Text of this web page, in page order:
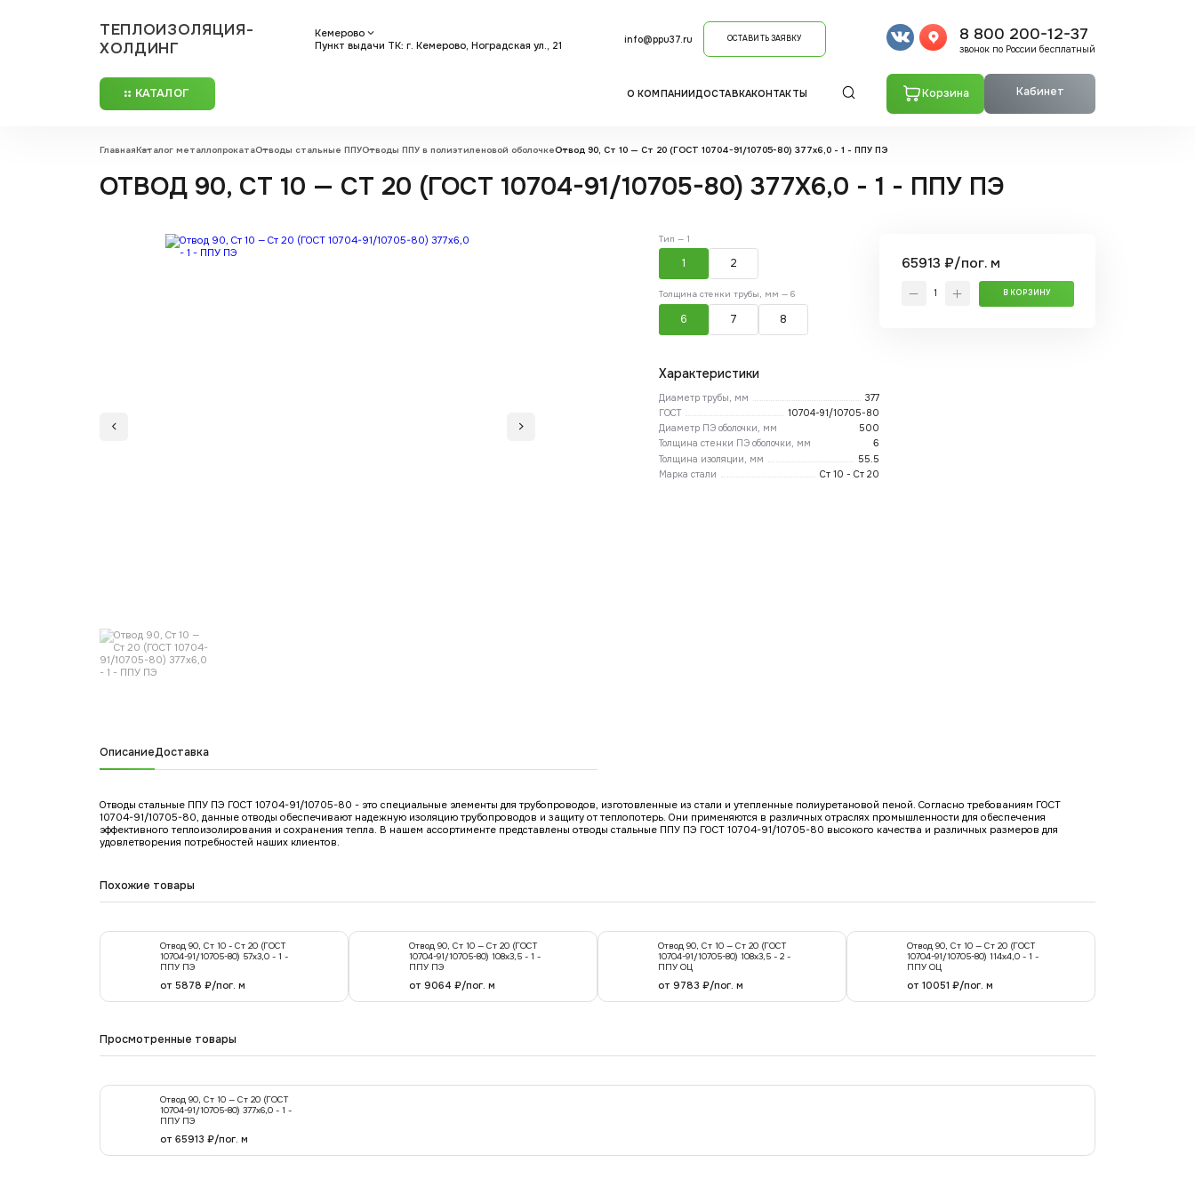
ТЕПЛОИЗОЛЯЦИЯ-
ХОЛДИНГ
Кемерово
Пункт выдачи ТК: г. Кемерово, Ноградская ул., 21
info@ppu37.ru ОСТАВИТЬ ЗАЯВКУ 8 800 200-12-37
звонок по России бесплатный
КАТАЛОГ О КОМПАНИИДОСТАВКАКОНТАКТЫ Корзина Кабинет
ГлавнаяКаталог металлопрокатаОтводы стальные ППУОтводы ППУ в полиэтиленовой оболочкеОтвод 90, Ст 10 — Ст 20 (ГОСТ 10704-91/10705-80) 377x6,0 - 1 - ППУ ПЭ
ОТВОД 90, СТ 10 — СТ 20 (ГОСТ 10704-91/10705-80) 377X6,0 - 1 - ППУ ПЭ
Тип — 1
1 2
Толщина стенки трубы, мм — 6
6 7 8
Характеристики
Диаметр трубы, мм
377
ГОСТ
10704-91/10705-80
Диаметр ПЭ оболочки, мм
500
Толщина стенки ПЭ оболочки, мм
6
Толщина изоляции, мм
55.5
Марка стали
Ст 10 - Ст 20
65913 ₽/пог. м
В КОРЗИНУ
ОписаниеДоставка
Отводы стальные ППУ ПЭ ГОСТ 10704-91/10705-80 - это специальные элементы для трубопроводов, изготовленные из стали и утепленные полиуретановой пеной. Согласно требованиям ГОСТ
10704-91/10705-80, данные отводы обеспечивают надежную изоляцию трубопроводов и защиту от теплопотерь. Они применяются в различных отраслях промышленности для обеспечения
эффективного теплоизолирования и сохранения тепла. В нашем ассортименте представлены отводы стальные ППУ ПЭ ГОСТ 10704-91/10705-80 высокого качества и различных размеров для
удовлетворения потребностей наших клиентов.
Похожие товары
Отвод 90, Ст 10 - Ст 20 (ГОСТ
10704-91/10705-80) 57х3,0 - 1 -
ППУ ПЭ
от 5878 ₽/пог. м
Отвод 90, Ст 10 — Ст 20 (ГОСТ
10704-91/10705-80) 108x3,5 - 1 -
ППУ ПЭ
от 9064 ₽/пог. м
Отвод 90, Ст 10 — Ст 20 (ГОСТ
10704-91/10705-80) 108x3,5 - 2 -
ППУ ОЦ
от 9783 ₽/пог. м
Отвод 90, Ст 10 — Ст 20 (ГОСТ
10704-91/10705-80) 114x4,0 - 1 -
ППУ ОЦ
от 10051 ₽/пог. м
Просмотренные товары
Отвод 90, Ст 10 — Ст 20 (ГОСТ
10704-91/10705-80) 377x6,0 - 1 -
ППУ ПЭ
от 65913 ₽/пог. м